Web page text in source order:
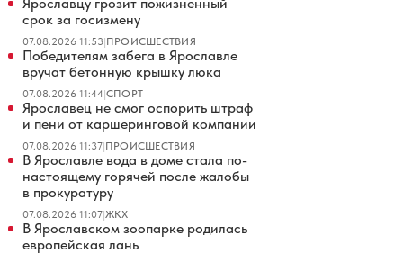
срок за госизмену
07.08.2026 11:53|ПРОИСШЕСТВИЯ
Победителям забега в Ярославле
вручат бетонную крышку люка
07.08.2026 11:44|СПОРТ
Ярославец не смог оспорить штраф
и пени от каршеринговой компании
07.08.2026 11:37|ПРОИСШЕСТВИЯ
В Ярославле вода в доме стала по-
настоящему горячей после жалобы
в прокуратуру
07.08.2026 11:07|ЖКХ
В Ярославском зоопарке родилась
европейская лань